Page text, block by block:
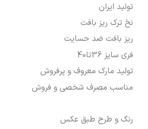
تولید ایران
نخ ترک ریز بافت
ریز بافت ضد حسایت
فری سایز 36تا40
تولید مارک معروف و پرفروش
مناسب مصرف شخصی و فروش
رنگ و طرح طبق عکس